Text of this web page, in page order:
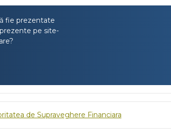
fie prezentate
pe site-
de Supraveghere Financiara